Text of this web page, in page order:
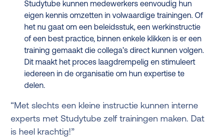
Studytube kunnen medewerkers eenvoudig hun
eigen kennis omzetten in volwaardige trainingen. Of
het nu gaat om een beleidsstuk, een werkinstructie
of een best practice, binnen enkele klikken is er een
training gemaakt die collega’s direct kunnen volgen.
Dit maakt het proces laagdrempelig en stimuleert
iedereen in de organisatie om hun expertise te
delen.
“Met slechts een kleine instructie kunnen interne
experts met Studytube zelf trainingen maken. Dat
is heel krachtig!”